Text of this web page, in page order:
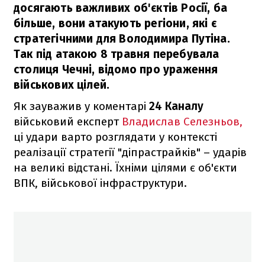
досягають важливих об'єктів Росії, ба
більше, вони атакують регіони, які є
стратегічними для Володимира Путіна.
Так під атакою 8 травня перебувала
столиця Чечні, відомо про ураження
військових цілей.
Як зауважив у коментарі 24 Каналу
військовий експерт Владислав Селезньов,
ці удари варто розглядати у контексті
реалізації стратегії "діпрастрайків" – ударів
на великі відстані. Їхніми цілями є об'єкти
ВПК, військової інфраструктури.